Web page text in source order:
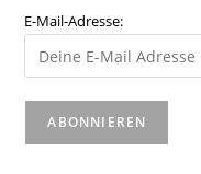
E-Mail-Adresse: